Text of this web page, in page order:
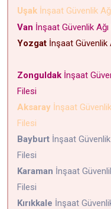
Uşak İnşaat Güvenlik
Van İnşaat Güvenlik
Yozgat İnşaat Güvenlik
Zonguldak İnşaat
Filesi
Aksaray İnşaat
Filesi
Bayburt İnşaat
Filesi
Karaman İnşaat
Filesi
Kırıkkale İnşaat